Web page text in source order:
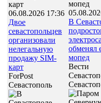
06.08.2026 17:36
Двое
севастопольцев
организовали
нелегальную
продажу SIM-
карт
ForPost
Севастополь
В
обменял
мопед
Вести